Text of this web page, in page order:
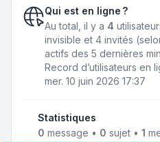
Qui est en ligne ?
Au total, il y a 4
invisible et 4 invités
actifs des 5 dernières
Record d’utilisateurs en
mer. 10 juin 2026 17:37
Statistiques
0 message • 0 sujet • 1